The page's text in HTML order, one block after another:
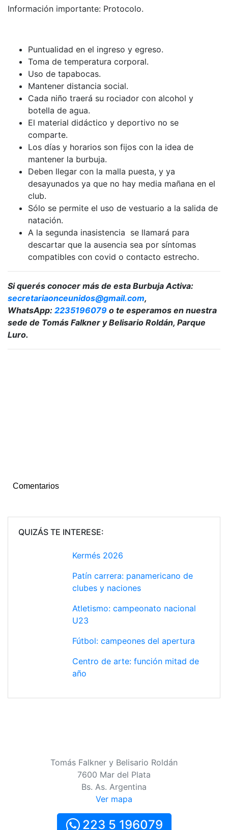
Información importante: Protocolo.
Puntualidad en el ingreso y egreso.
Toma de temperatura corporal.
Uso de tapabocas.
Mantener distancia social.
Cada niño traerá su rociador con alcohol y
botella de agua.
El material didáctico y deportivo no se
comparte.
Los días y horarios son fijos con la idea de
mantener la burbuja.
Deben llegar con la malla puesta, y ya
desayunados ya que no hay media mañana en el
club.
Sólo se permite el uso de vestuario a la salida de
natación.
A la segunda inasistencia se llamará para
descartar que la ausencia sea por síntomas
compatibles con covid o contacto estrecho.
Si querés conocer más de esta Burbuja Activa:
secretariaonceunidos@gmail.com,
WhatsApp: 2235196079 o te esperamos en nuestra
sede de Tomás Falkner y Belisario Roldán, Parque
Luro.
Comentarios
QUIZÁS TE INTERESE:
Kermés 2026
Patín carrera: panamericano de
clubes y naciones
Atletismo: campeonato nacional
U23
Fútbol: campeones del apertura
Centro de arte: función mitad de
año
Tomás Falkner y Belisario Roldán
7600 Mar del Plata
Bs. As. Argentina
Ver mapa
223 5 196079